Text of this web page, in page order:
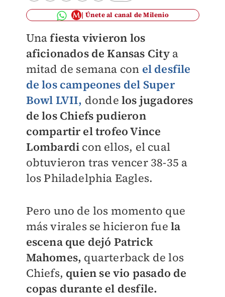
Únete al canal de Milenio
Unafiesta vivieron los
aficionados de Kansas Citya
mitad de semana con el desfile
de los campeones del Super
Bowl LVII, donde los jugadores
de los Chiefs pudieron
compartir el trofeo Vince
Lombardi con ellos, el cual
obtuvieron tras vencer 38-35 a
los Philadelphia Eagles.
Pero uno de los momento que
más virales se hicieron fuela
escena que dejó Patrick
Mahomes, quarterback de los
Chiefs, quien se vio pasado de
copas durante el desfile.